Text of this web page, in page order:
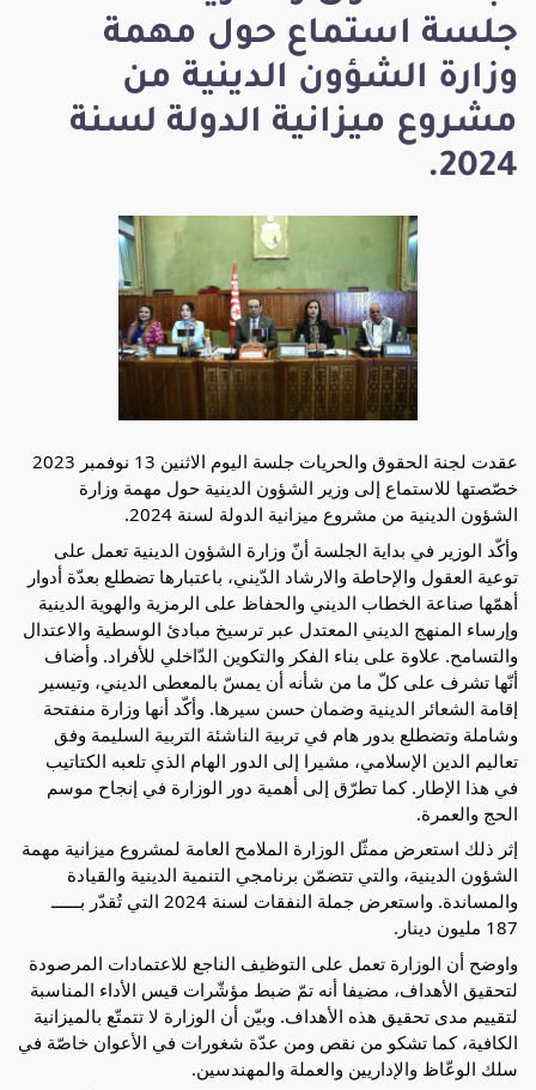
جلسة استماع حول مهمة
وزارة الشؤون الدينية من
مشروع ميزانية الدولة لسنة
2024.
عقدت لجنة الحقوق والحريات جلسة اليوم الاثنين 13 نوفمبر 2023
خصّصتها للاستماع إلى وزير الشؤون الدينية حول مهمة وزارة
الشؤون الدينية من مشروع ميزانية الدولة لسنة 2024.
وأكّد الوزير في بداية الجلسة أنّ وزارة الشؤون الدينية تعمل على
توعية العقول والإحاطة والارشاد الدّيني، باعتبارها تضطلع بعدّة أدوار
أهمّها صناعة الخطاب الديني والحفاظ على الرمزية والهوية الدينية
وإرساء المنهج الديني المعتدل عبر ترسيخ مبادئ الوسطية والاعتدال
والتسامح. علاوة على بناء الفكر والتكوين الدّاخلي للأفراد. وأضاف
أنّها تشرف على كلّ ما من شأنه أن يمسّ بالمعطى الديني، وتيسير
إقامة الشعائر الدينية وضمان حسن سيرها. وأكّد أنها وزارة منفتحة
وشاملة وتضطلع بدور هام في تربية الناشئة التربية السليمة وفق
تعاليم الدين الإسلامي، مشيرا إلى الدور الهام الذي تلعبه الكتاتيب
في هذا الإطار. كما تطرّق إلى أهمية دور الوزارة في إنجاح موسم
الحج والعمرة.
إثر ذلك استعرض ممثّل الوزارة الملامح العامة لمشروع ميزانية مهمة
الشؤون الدينية، والتي تتضمّن برنامجي التنمية الدينية والقيادة
والمساندة. واستعرض جملة النفقات لسنة 2024 التي تُقدّر بــــــ
187 مليون دينار.
واوضح أن الوزارة تعمل على التوظيف الناجع للاعتمادات المرصودة
لتحقيق الأهداف، مضيفا أنه تمّ ضبط مؤشّرات قيس الأداء المناسبة
لتقييم مدى تحقيق هذه الأهداف. وبيّن أن الوزارة لا تتمتّع بالميزانية
الكافية، كما تشكو من نقص ومن عدّة شغورات في الأعوان خاصّة في
سلك الوعّاظ والإداريين والعملة والمهندسين.